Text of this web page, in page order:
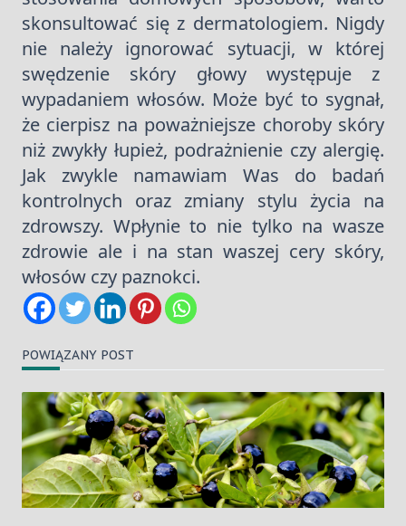
skonsultować się z dermatologiem. Nigdy
nie należy ignorować sytuacji, w której
swędzenie skóry głowy występuje z
wypadaniem włosów. Może być to sygnał,
że cierpisz na poważniejsze choroby skóry
niż zwykły łupież, podrażnienie czy alergię.
Jak zwykle namawiam Was do badań
kontrolnych oraz zmiany stylu życia na
zdrowszy. Wpłynie to nie tylko na wasze
zdrowie ale i na stan waszej cery skóry,
włosów czy paznokci.
POWIĄZANY POST